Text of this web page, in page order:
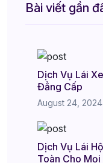
Bài viết gần
Dịch Vụ Lái
Đẳng Cấp
August 24, 2024
Dịch Vụ Lái
Toàn Cho Mọi